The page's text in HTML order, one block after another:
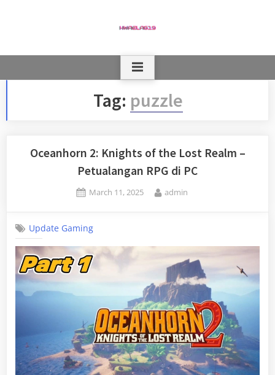
Tag: puzzle
Oceanhorn 2: Knights of the Lost Realm –
Petualangan RPG di PC
Posted
March 11, 2025 By
admin
Update Gaming